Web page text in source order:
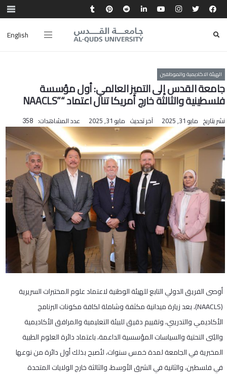
English
الهيئة الاكاديمية والموظفين
جامعة القدس إلى التميز العالمي: أول مؤسسة
فلسطينية والثالثة خارج أمريكا تنال اعتماد “”NAACLS
نشر بتاريخ مايو 31, 2025 آخر تحديث مايو 31, 2025 عدد المشاهدات: 358
أوصى الفريق الدولي التابع للهيئة الوطنية لاعتماد علوم المختبرات السريرية
(NAACLS)، بعد زيارة ميدانية مكثفة وشاملة لكافة مكونات البرنامج
الأكاديمي والتدريبي، وتقييم دقيق للبيئة التعليمية والمرافق الأكاديمية
والبُنى التحتية والسياسات المؤسسية الداعمة، باعتماد دائرة العلوم الطبية
المخبرية في الجامعة لمدة خمس سنوات، لتُصبح بذلك أول دائرة من نوعها
في فلسطين، والثانية في الشرق الأوسط، والثالثة خارج الولايات المتحدة